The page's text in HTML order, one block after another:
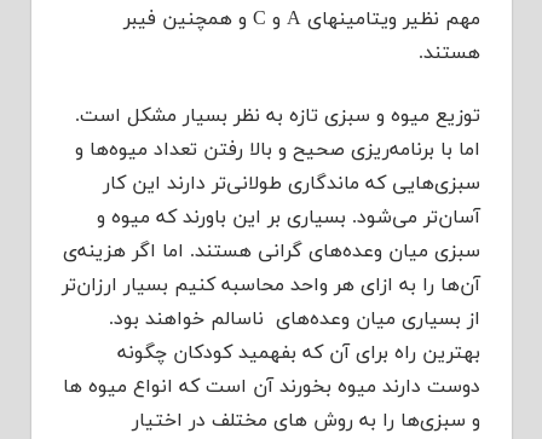
مهم نظیر ویتامینهای A و C و همچنین فیبر
هستند.
توزیع میوه و سبزی تازه به نظر بسیار مشكل است.
اما با برنامه‌ریزی صحیح و بالا رفتن تعداد میوه‌ها و
سبزی‌هایی كه ماندگاری طولانی‌تر دارند این كار
آسان‌تر می‌شود. بسیاری بر این باورند كه میوه و
سبزی میان وعده‌های گرانی هستند. اما اگر هزینه‌ی
آن‌ها را به ازای هر واحد محاسبه كنیم بسیار ارزان‌تر
از بسیاری میان وعده‌های نا‌‌سالم خواهند بود.
بهترین راه برای آن كه بفهمید كودكان چگونه
دوست دارند میوه بخورند آن است كه انواع میوه ها
و سبزی‌ها را به روش های مختلف در اختیار